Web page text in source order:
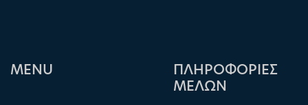
ΜΕΝU
ΠΛΗΡΟΦΟΡΙΕΣ
ΜΕΛΩΝ